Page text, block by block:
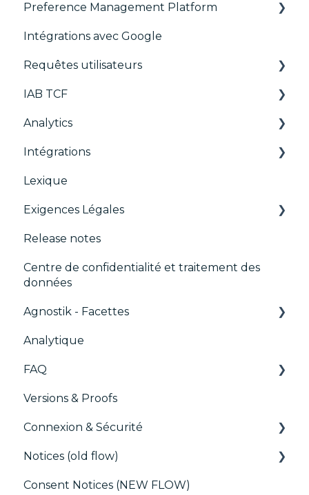
Bannières par format
Gérer les Vendors et Purposes
Personnalisation
Multi-réglementations
Frameworks
Intégrations
Migration de la console
IAB GPP Framework
CMP Vendor Sync
Advanced Compliance Monitoring
Preference Management Platform
Configuration Tree
Widget
Déployer
Intégrations avec Google
Requêtes utilisateurs
Requêtes utilisateurs
Widgets
IAB TCF
Google & le TCF
TCFv2 Présentation
Guides de Migration
TCF v2.2
Analytics
CMP
ACM (Advance Compliance Monitoring)
Intégrations
AB testing
Paywalls
CMS
Analytics
Lexique
Exigences Légales
Didomi SDK compliance
Release notes
Centre de confidentialité et traitement des
données
Agnostik - Facettes
Trackers
Analytique
FAQ
CMP / Configuration des tags
CMP / Data Privacy pour les éditeurs
CMP / Implémenter une bannière de
Versions & Proofs
Connexion & Sécurité
SSO
Utilisateurs, Équipes et Permissions
Notices (old flow)
Déploiement et tests
Consent Notices (NEW FLOW)